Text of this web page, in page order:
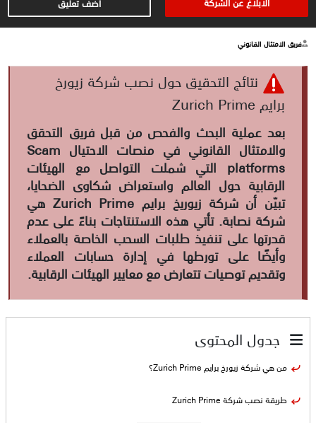
فريق الامتثال القانوني
نتائج التحقيق حول نصب شركة زيورخ
برايم Zurich Prime
بعد عملية البحث والفحص من قبل فريق التحقق
والامتثال القانوني في منصات الاحتيال Scam
platforms التي شملت التواصل مع الهيئات
الرقابية حول العالم واستعراض شكاوى الضحايا،
تبيّن أن شركة زيوريخ برايم Zurich Prime هي
شركة نصابة. تأتي هذه الاستنتاجات بناءً على عدم
قدرتها على تنفيذ طلبات السحب الخاصة بالعملاء
وأيضًا على تورطها في إدارة حسابات العملاء
وتقديم توصيات تتعارض مع معايير الهيئات الرقابية.
جدول المحتوى
من هي شركة زيورخ برايم Zurich Prime؟
طريقة نصب شركة Zurich Prime